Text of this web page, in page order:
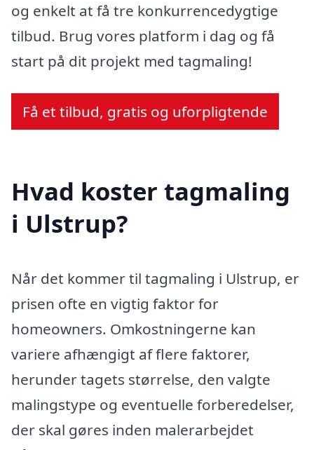
og enkelt at få tre konkurrencedygtige
tilbud. Brug vores platform i dag og få
start på dit projekt med tagmaling!
Få et tilbud, gratis og uforpligtende
Hvad koster tagmaling
i Ulstrup?
Når det kommer til tagmaling i Ulstrup, er
prisen ofte en vigtig faktor for
homeowners. Omkostningerne kan
variere afhængigt af flere faktorer,
herunder tagets størrelse, den valgte
malingstype og eventuelle forberedelser,
der skal gøres inden malerarbejdet